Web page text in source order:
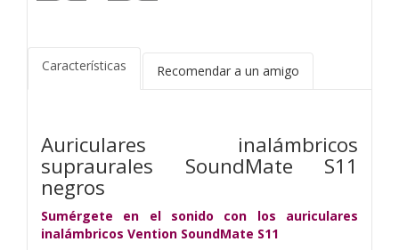
Características Recomendar a un amigo
Auriculares inalámbricos
supraurales SoundMate S11
negros
Sumérgete en el sonido con los auriculares
inalámbricos Vention SoundMate S11